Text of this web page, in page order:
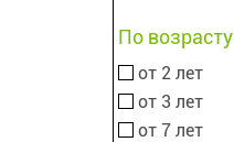
По возрасту
от 2 лет
от 3 лет
от 7 лет